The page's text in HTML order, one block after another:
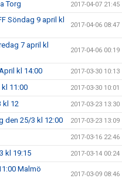
Torg 2017-04-07 21:45
Söndag 9 april kl
2017-04-06 08:47
7 april kl
2017-04-06 00:19
kl 14:00 2017-03-30 10:13
11:00 2017-03-30 10:01
kl 12 2017-03-23 13:30
den 25/3 kl 12:00 2017-03-23 13:09
2017-03-16 22:46
kl 19:15 2017-03-14 00:24
Malmö
2017-03-09 08:46